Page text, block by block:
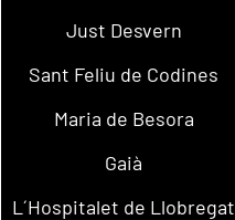
Just Desvern
Sant Feliu de Codines
Maria de Besora
Gaià
L´Hospitalet de Llobregat